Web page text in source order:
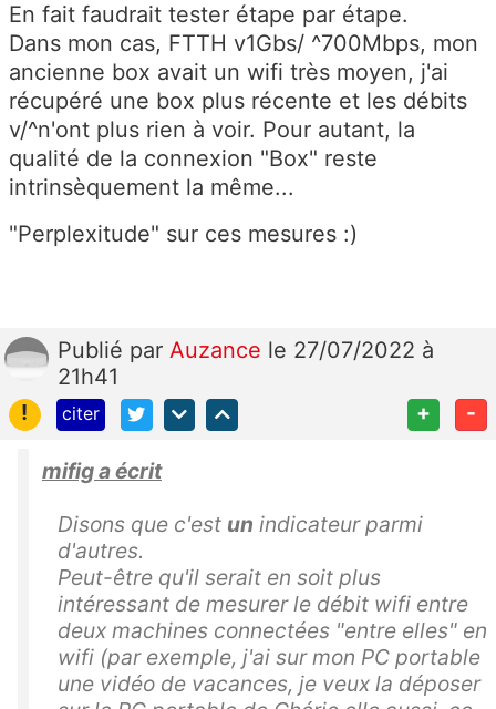
En fait faudrait tester étape par étape.
Dans mon cas, FTTH v1Gbs/ ^700Mbps, mon
ancienne box avait un wifi très moyen, j'ai
récupéré une box plus récente et les débits
v/^n'ont plus rien à voir. Pour autant, la
qualité de la connexion "Box" reste
intrinsèquement la même...
"Perplexitude" sur ces mesures :)
Publié par Auzance le 27/07/2022 à
21h41
!
citer + -
mifig a écrit
Disons que c'est un indicateur parmi
d'autres.
Peut-être qu'il serait en soit plus
intéressant de mesurer le débit wifi entre
deux machines connectées "entre elles" en
wifi (par exemple, j'ai sur mon PC portable
une vidéo de vacances, je veux la déposer